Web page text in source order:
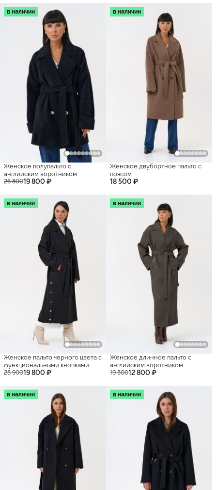
в наличии
Женское полупальто с
английским воротником
26 80019 800 ₽
в наличии
Женское двубортное пальто с
поясом
18 500 ₽
в наличии
Женское пальто черного цвета с
функциональными кнопками
28 90019 800 ₽
в наличии
Женское длинное пальто с
английским воротником
19 80012 800 ₽
в наличии в наличии